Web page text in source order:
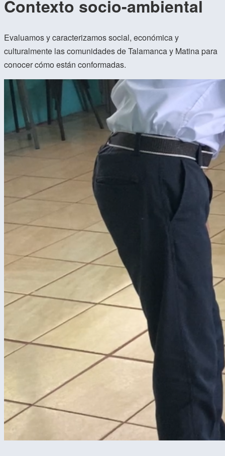
Contexto socio-ambiental
Evaluamos y caracterizamos social, económica y
culturalmente las comunidades de Talamanca y Matina para
conocer cómo están conformadas.